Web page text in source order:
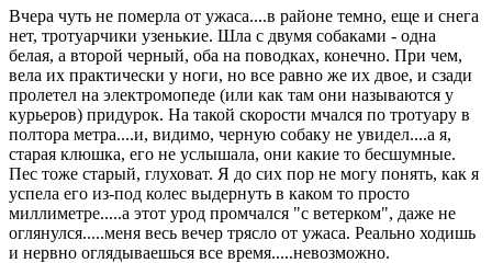
Вчера чуть не померла от ужаса....в районе темно, еще и снега
нет, тротуарчики узенькие. Шла с двумя собаками - одна
белая, а второй черный, оба на поводках, конечно. При чем,
вела их практически у ноги, но все равно же их двое, и сзади
пролетел на электромопеде (или как там они называются у
курьеров) придурок. На такой скорости мчался по тротуару в
полтора метра....и, видимо, черную собаку не увидел....а я,
старая клюшка, его не услышала, они какие то бесшумные.
Пес тоже старый, глуховат. Я до сих пор не могу понять, как я
успела его из-под колес выдернуть в каком то просто
миллиметре.....а этот урод промчался "с ветерком", даже не
оглянулся.....меня весь вечер трясло от ужаса. Реально ходишь
и нервно оглядываешься все время.....невозможно.